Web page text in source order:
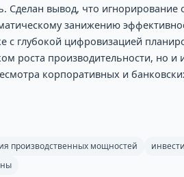
Сделан вывод, что
занижению
с глубокой цифровизацией
роста производительности, но
корпоративных и
производственных мощностей